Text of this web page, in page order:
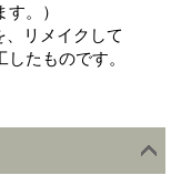
。）
、リメイクして
たものです。